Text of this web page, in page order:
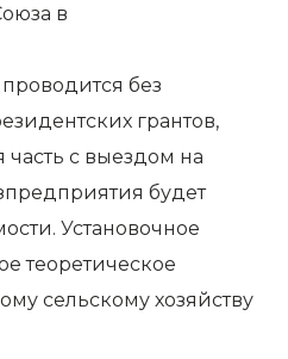
в
без
грантов,
часть с выездом на
будет
Установочное
теоретическое
сельскому хозяйству